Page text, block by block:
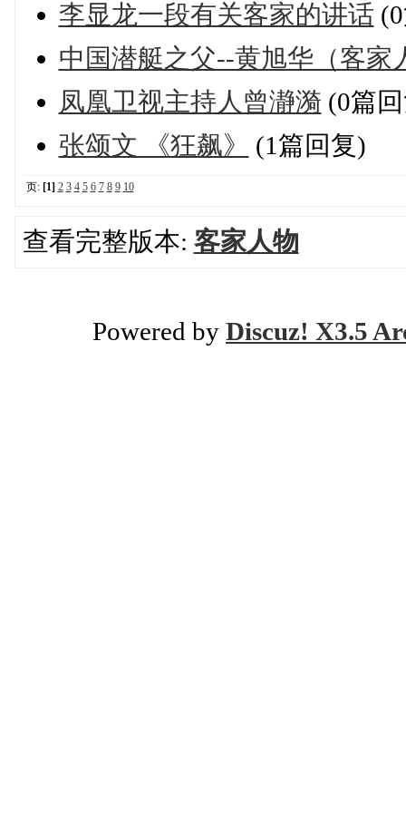
李显龙一段有关客家的讲话
中国潜艇之父--黄旭华（客家
凤凰卫视主持人曾瀞漪 (0篇
张颂文 《狂飙》
(1篇回复)
页: [1] 2 3 4 5 6 7 8 9 10
查看完整版本: 客家人物
Powered by Discuz! X3.5